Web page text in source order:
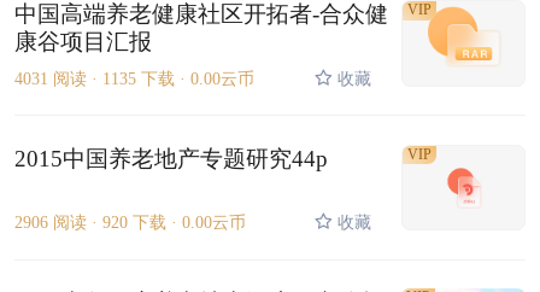
中国高端养老健康社区开拓者-合众健
康谷项目汇报
4031 阅读 · 1135 下载 · 0.00云币 收藏
VIP
2015中国养老地产专题研究44p
2906 阅读 · 920 下载 · 0.00云币 收藏
VIP